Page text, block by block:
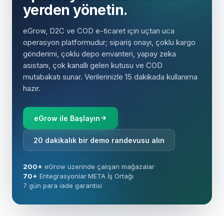
yerden yönetin.
eGrow, D2C ve COD e-ticaret için uçtan uca
operasyon platformudur; sipariş onayı, çoklu kargo
gönderimi, çoklu depo envanteri, yapay zeka
asistanı, çok kanallı gelen kutusu ve COD
mutabakatı sunar. Verilerinizle 15 dakikada kullanıma
hazır.
eGrow ile Başlayın
20 dakikalık bir demo randevusu alın
200+ eGrow üzerinde çalışan mağazalar·
70+ Entegrasyonlar·META İş Ortağı·
7 gün para iade garantisi